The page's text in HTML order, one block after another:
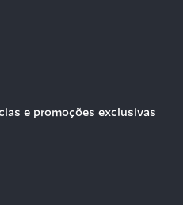
e promoções exclusivas